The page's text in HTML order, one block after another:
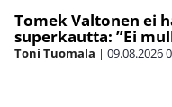
Tomek Valtonen ei
superkautta: ”Ei
Toni Tuomala | 09.08.2026